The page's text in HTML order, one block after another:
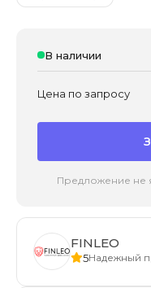
В наличии
Цена по запросу
Предложение не
FINLEO
5Надежный